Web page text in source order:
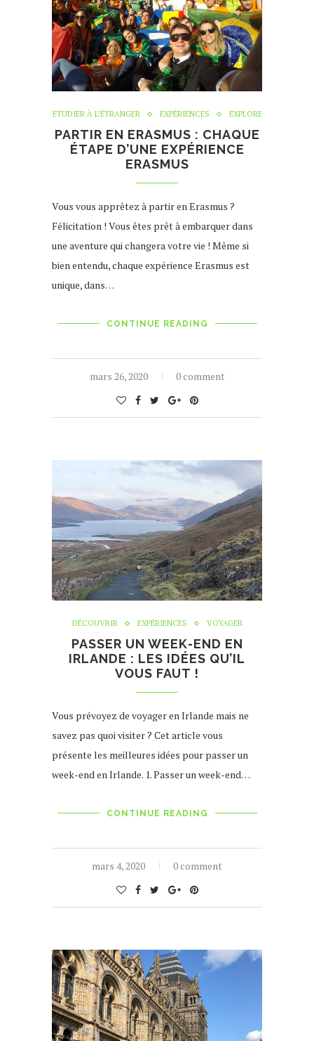
ETUDIER À L’ÉTRANGER EXPÉRIENCES EXPLORE
PARTIR EN ERASMUS : CHAQUE
ÉTAPE D’UNE EXPÉRIENCE
ERASMUS
Vous vous apprêtez à partir en Erasmus ?
Félicitation ! Vous êtes prêt à embarquer dans
une aventure qui changera votre vie ! Même si
bien entendu, chaque expérience Erasmus est
unique, dans…
CONTINUE READING
mars 26, 2020 0 comment
DÉCOUVRIR EXPÉRIENCES VOYAGER
PASSER UN WEEK-END EN
IRLANDE : LES IDÉES QU’IL
VOUS FAUT !
Vous prévoyez de voyager en Irlande mais ne
savez pas quoi visiter ? Cet article vous
présente les meilleures idées pour passer un
week-end en Irlande. 1. Passer un week-end…
CONTINUE READING
mars 4, 2020 0 comment